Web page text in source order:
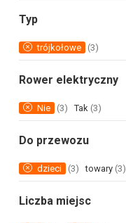
Typ
trójkołowe (3)
Rower elektryczny
Nie (3) Tak (3)
Do przewozu
dzieci (3) towary (3)
Liczba miejsc